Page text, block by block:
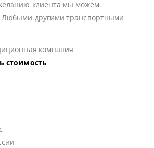
клиента мы можем
Любыми другими транспортными
компания
стоимость